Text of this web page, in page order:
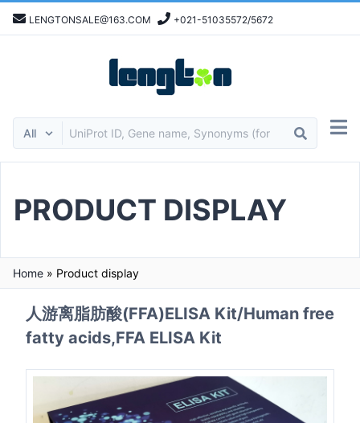
LENGTONSALE@163.COM +021-51035572/5672
PRODUCT DISPLAY
Home » Product display
人游离脂肪酸(FFA)ELISA Kit/Human free
fatty acids,FFA ELISA Kit